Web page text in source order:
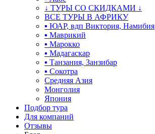
↓ ТУРЫ СО СКИДКАМИ ↓
ВСЕ ТУРЫ В АФРИКУ
▪ ЮАР, вдп Виктория, Намибия
▪ Маврикий
▪ Марокко
▪ Мадагаскар
▪ Танзания, Занзибар
▪ Сокотра
Средняя Азия
Монголия
Япония
Подбор тура
Для компаний
Отзывы